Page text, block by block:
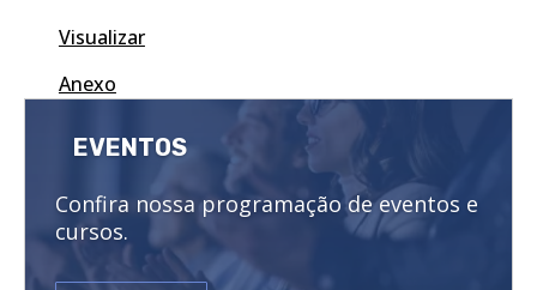
Visualizar
Anexo
EVENTOS
Confira nossa programação de eventos e
cursos.